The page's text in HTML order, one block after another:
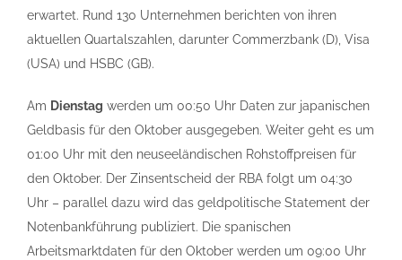
erwartet. Rund 130 Unternehmen berichten von ihren
aktuellen Quartalszahlen, darunter Commerzbank (D), Visa
(USA) und HSBC (GB).
Am Dienstag werden um 00:50 Uhr Daten zur japanischen
Geldbasis für den Oktober ausgegeben. Weiter geht es um
01:00 Uhr mit den neuseeländischen Rohstoffpreisen für
den Oktober. Der Zinsentscheid der RBA folgt um 04:30
Uhr – parallel dazu wird das geldpolitische Statement der
Notenbankführung publiziert. Die spanischen
Arbeitsmarktdaten für den Oktober werden um 09:00 Uhr